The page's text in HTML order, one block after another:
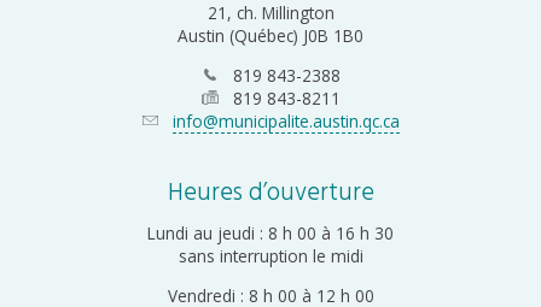
21, ch. Millington
Austin (Québec) J0B 1B0
819 843-2388
819 843-8211
info@municipalite.austin.qc.ca
Heures d’ouverture
Lundi au jeudi : 8 h 00 à 16 h 30
sans interruption le midi
Vendredi : 8 h 00 à 12 h 00